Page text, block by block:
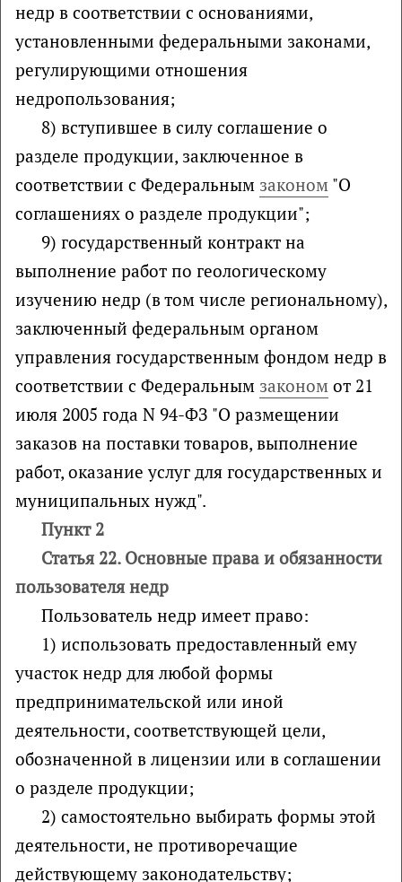
недр в соответствии с основаниями,
установленными федеральными законами,
регулирующими отношения
недропользования;
8) вступившее в силу соглашение о
разделе продукции, заключенное в
соответствии с Федеральным законом"О
соглашениях о разделе продукции";
9) государственный контракт на
выполнение работ по геологическому
изучению недр (в том числе региональному),
заключенный федеральным органом
управления государственным фондом недр в
соответствии с Федеральным закономот 21
июля 2005 года N 94-ФЗ "О размещении
заказов на поставки товаров, выполнение
работ, оказание услуг для государственных и
муниципальных нужд".
Пункт 2
Статья 22. Основные права и обязанности
пользователя недр
Пользователь недр имеет право:
1) использовать предоставленный ему
участок недр для любой формы
предпринимательской или иной
деятельности, соответствующей цели,
обозначенной в лицензии или в соглашении
о разделе продукции;
2) самостоятельно выбирать формы этой
деятельности, не противоречащие
действующему законодательству;